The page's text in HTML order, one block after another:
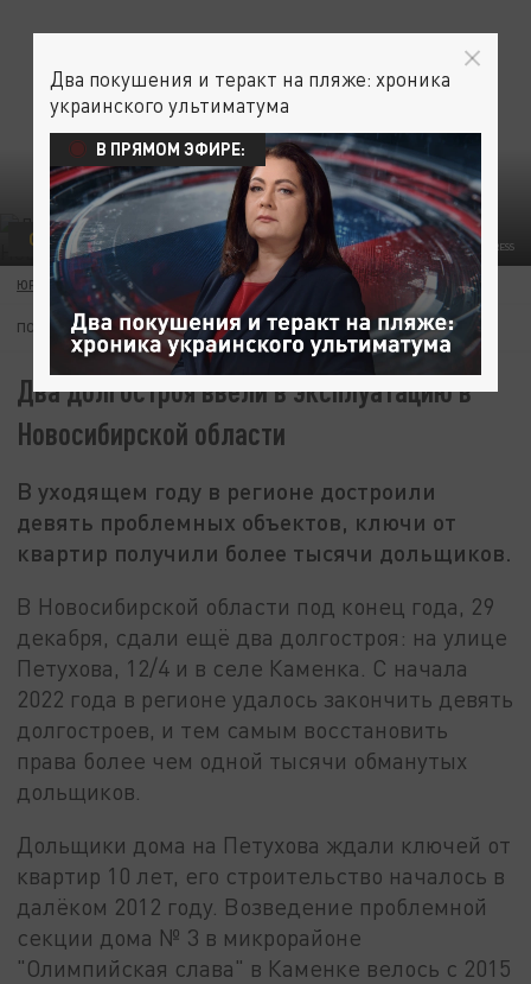
ФОТО: MAKSIM KONSTANTINOV/GLOBAL LOOK PRESS/GLOBALLOOKPRESS
ОБЩЕСТВО
ЮРИЙ ФОМИЧЕНКО 30 ДЕКАБРЯ 09:14
ПОДПИШИТЕСЬ:
Два долгостроя ввели в эксплуатацию в
Новосибирской области
В уходящем году в регионе достроили
девять проблемных объектов, ключи от
квартир получили более тысячи дольщиков.
В Новосибирской области под конец года, 29
декабря, сдали ещё два долгостроя: на улице
Петухова, 12/4 и в селе Каменка. С начала
2022 года в регионе удалось закончить девять
долгостроев, и тем самым восстановить
права более чем одной тысячи обманутых
дольщиков.
Дольщики дома на Петухова ждали ключей от
квартир 10 лет, его строительство началось в
далёком 2012 году. Возведение проблемной
секции дома № 3 в микрорайоне
"Олимпийская слава" в Каменке велось с 2015
Два покушения и теракт на пляже: хроника
украинского ультиматума
В ПРЯМОМ ЭФИРЕ: